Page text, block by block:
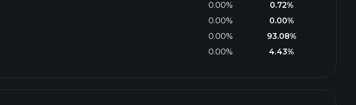
0.00%
0.72%
0.00%
0.00%
0.00%
93.08%
0.00% 4.43%